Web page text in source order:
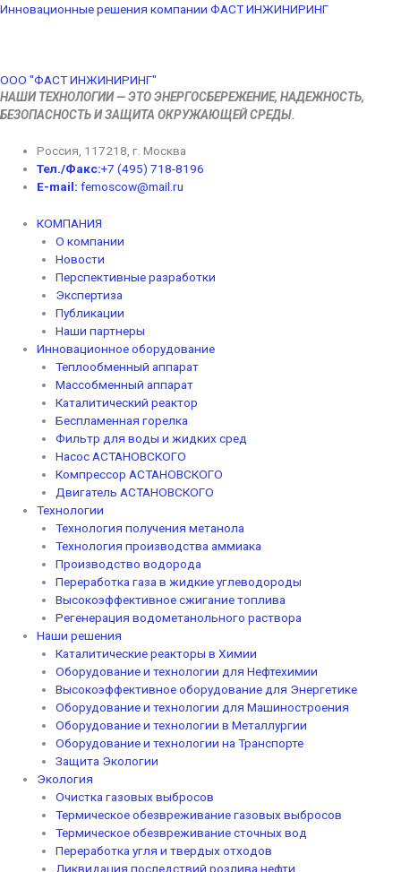
Перейти
Инновационные решения компании ФАСТ ИНЖИНИРИНГ
ООО "ФАСТ ИНЖИНИРИНГ"
НАШИ ТЕХНОЛОГИИ — ЭТО ЭНЕРГОСБЕРЕЖЕНИЕ, НАДЕЖНОСТЬ,
БЕЗОПАСНОСТЬ И ЗАЩИТА ОКРУЖАЮЩЕЙ СРЕДЫ.
Россия, 117218, г. Москва
Тел./Факс:+7 (495) 718-8196
E-mail: femoscow@mail.ru
Меню
КОМПАНИЯ
O компании
Новости
Перспективные разработки
Экспертиза
Публикации
Наши партнеры
Инновационное оборудование
Теплообменный аппарат
Массобменный аппарат
Каталитический реактор
Беспламенная горелка
Фильтр для воды и жидких сред
Насос АСТАНОВСКОГО
Компрессор АСТАНОВСКОГО
Двигатель АСТАНОВСКОГО
Технологии
Технология получения метанола
Технология производства аммиака
Производство водорода
Переработка газа в жидкие углеводороды
Высокоэффективное сжигание топлива
Регенерация водометанольного раствора
Наши решения
Каталитические реакторы в Химии
Оборудование и технологии для Нефтехимии
Высокоэффективное оборудование для Энергетике
Оборудование и технологии для Машиностроения
Оборудование и технологии в Металлургии
Оборудование и технологии на Транспорте
Защита Экологии
Экология
Очистка газовых выбросов
Термическое обезвреживание газовых выбросов
Термическое обезвреживание сточных вод
Переработка угля и твердых отходов
Ликвидация последствий розлива нефти